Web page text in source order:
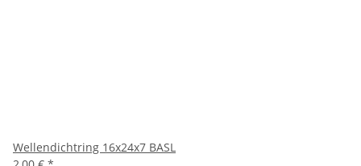
Wellendichtring 16x24x7 BASL